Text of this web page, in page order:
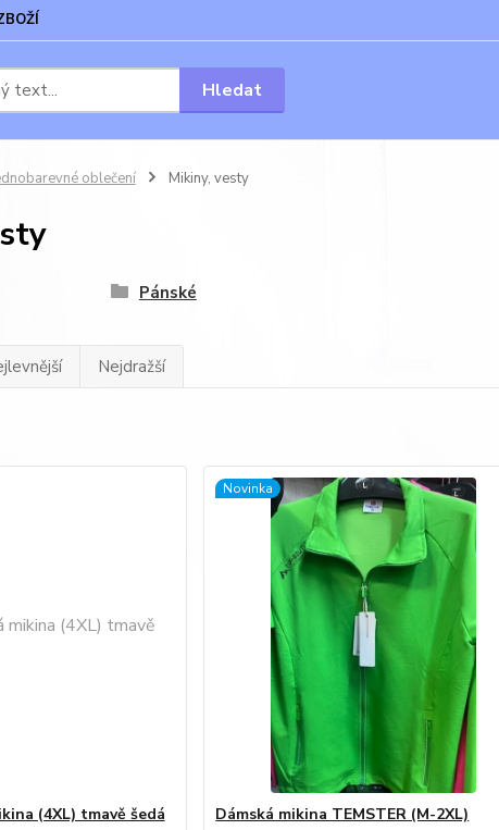
Hledat
oblečení Mikiny, vesty
Pánské
Nejdražší
(4XL) tmavě šedá
Novinka
Dámská mikina TEMSTER (M-2XL)